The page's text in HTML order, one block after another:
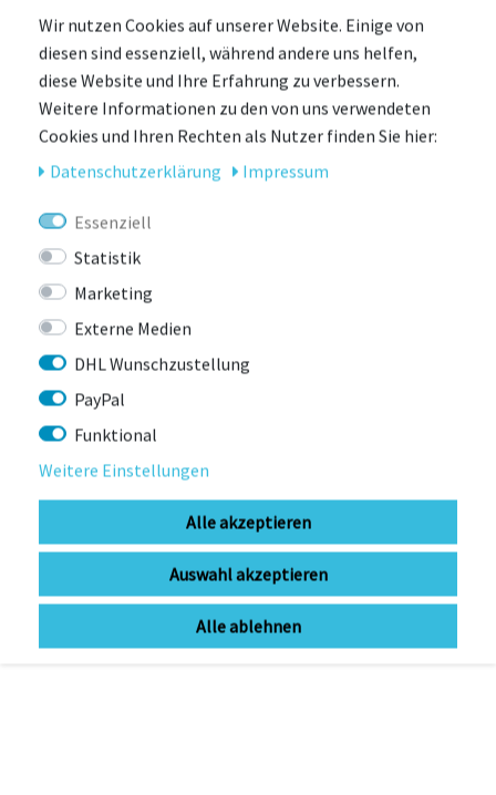
-27%
ENDURA
Endura Pro SL Kniewärmer II
Mehr Farben verfügbar
zur Zeit nicht lieferbar
UVP 49,99 € 36,32 € *
Wir nutzen Cookies auf unserer Website. Einige von
diesen sind essenziell, während andere uns helfen,
diese Website und Ihre Erfahrung zu verbessern.
Weitere Informationen zu den von uns verwendeten
Cookies und Ihren Rechten als Nutzer finden Sie hier:
Daten­schutz­erklärung
Impressum
Essenziell
Statistik
Marketing
Externe Medien
DHL Wunschzustellung
PayPal
Funktional
Weitere Einstellungen
Alle akzeptieren
Auswahl akzeptieren
Alle ablehnen